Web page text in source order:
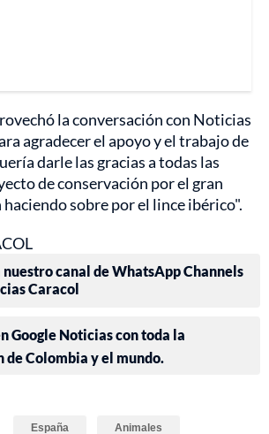
la conversación con Noticias
agradecer el apoyo y el trabajo de
darle las gracias a todas las
de conservación por el gran
sobre por el lince ibérico".
nuestro canal de WhatsApp Channels
Caracol
Google Noticias con toda la
Colombia y el mundo.
España Animales